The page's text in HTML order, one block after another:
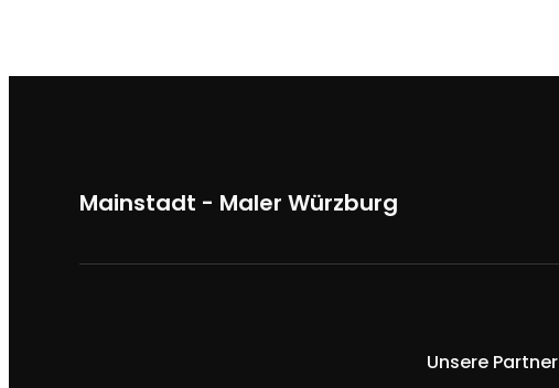
Mainstadt - Maler Würzburg
Unsere Partner